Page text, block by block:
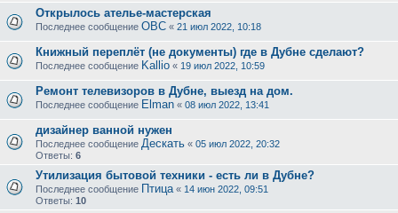
Открылось ателье-мастерская
Последнее сообщение ОВС « 21 июл 2022, 10:18
Книжный переплёт (не документы) где в Дубне сделают?
Последнее сообщение Kallio « 19 июл 2022, 10:59
Ремонт телевизоров в Дубне, выезд на дом.
Последнее сообщение Elman « 08 июл 2022, 13:41
дизайнер ванной нужен
Последнее сообщение Дескать « 05 июл 2022, 20:32
Ответы: 6
Утилизация бытовой техники - есть ли в Дубне?
Последнее сообщение Птица « 14 июн 2022, 09:51
Ответы: 10